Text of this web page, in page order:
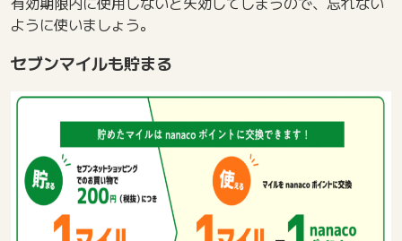
ように使いましょう。
セブンマイルも貯まる